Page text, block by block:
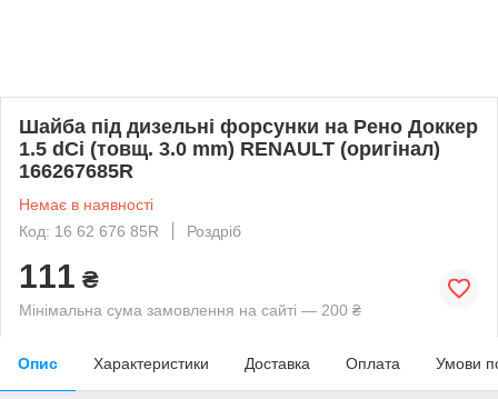
Шайба під дизельні форсунки на Рено Доккер
1.5 dCi (товщ. 3.0 mm) RENAULT (оригінал)
166267685R
Немає в наявності
Код: 16 62 676 85R
Роздріб
111 ₴
Мінімальна сума замовлення на сайті — 200 ₴
Опис Характеристики Доставка Оплата Умови